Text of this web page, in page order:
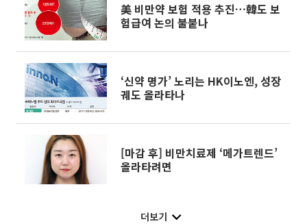
美 비만약 보험 적용 추진…韓도 보
험급여 논의 불붙나
‘신약 명가’ 노리는 HK이노엔, 성장
궤도 올라타나
[마감 후] 비만치료제 ‘메가트렌드’
올라타려면
더보기